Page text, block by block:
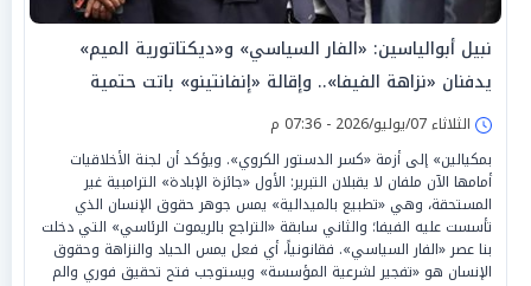
نبيل أبوالياسين: «الفار السياسي» و«ديكتاتورية الميم»
يدفنان «نزاهة الفيفا».. وإقالة «إنفانتينو» باتت حتمية
الثلاثاء 07/يوليو/2026 - 07:36 م
بمكيالين» إلى أزمة «كسر الدستور الكروي». ويؤكد أن لجنة الأخلاقيات
أمامها الآن ملفان لا يقبلان التبرير: الأول «جائزة الإبادة» الترامبية غير
المستحقة، وهي «تطبيع بالميدالية» يمس جوهر حقوق الإنسان الذي
تأسست عليه الفيفا؛ والثاني سابقة «التراجع بالريموت الرئاسي» التي دخلت
بنا عصر «الفار السياسي». فقانونياً، أي فعل يمس الحياد والنزاهة وحقوق
الإنسان هو «تفجير لشرعية المؤسسة» ويستوجب فتح تحقيق فوري والم